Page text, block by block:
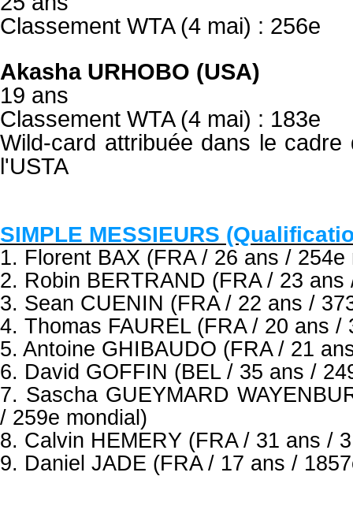
Classement WTA (4 mai) : 256e
Akasha URHOBO (USA)
19 ans
Classement WTA (4 mai) : 183e
Wild-card attribuée dans le
l'USTA
SIMPLE MESSIEURS
1. Florent BAX (FRA / 26 ans /
2. Robin BERTRAND (FRA / 23 ans
3. Sean CUENIN (FRA / 22 ans /
4. Thomas FAUREL (FRA / 20 ans /
5. Antoine GHIBAUDO (FRA / 21
6. David GOFFIN (BEL / 35 ans /
7. Sascha GUEYMARD
/ 259e mondial)
8. Calvin HEMERY (FRA / 31 ans /
9. Daniel JADE (FRA / 17 ans /